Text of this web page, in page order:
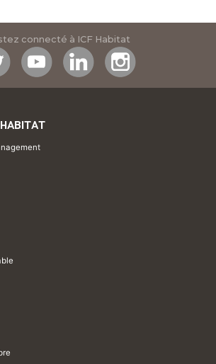
connecté à ICF Habitat